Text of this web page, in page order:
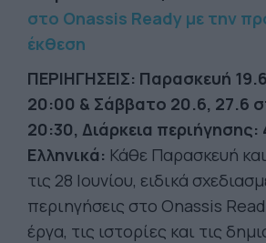
στο Οnassis Ready με την
έκθεση
ΠΕΡΙΗΓΗΣΕΙΣ: Παρασκευή
20:00 & Σάββατο 20.6, 27.6
20:30, Διάρκεια
Ελληνικά: Κάθε Παρασκευή
τις 28 Ιουνίου, ειδικά
περιηγήσεις στο Onassis
έργα, τις ιστορίες και τις